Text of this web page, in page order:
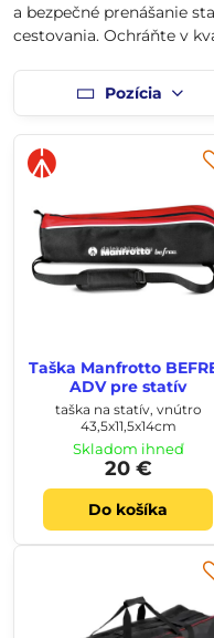
a bezpečné prenášanie
cestovania. Ochráňte v
Pozícia
Taška Manfrotto
ADV pre statív
taška na statív, vnútro
43,5x11,5x14cm
Skladom ihneď
20 €
Do košíka